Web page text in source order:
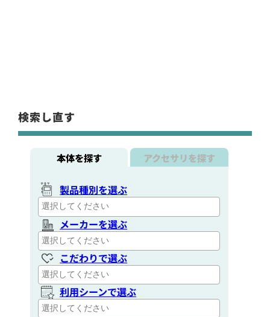
検索し直す
本体を探す アクセサリを探す
製品種別を選ぶ
メーカーを選ぶ
こだわりで選ぶ
利用シーンで選ぶ